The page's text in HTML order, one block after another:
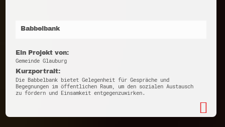
Babbelbank
Ein Projekt von:
Gemeinde Glauburg
Kurzportrait:
Die Babbelbank bietet Gelegenheit für Gespräche und
Begegnungen im öffentlichen Raum, um den sozialen Austausch
zu fördern und Einsamkeit entgegenzuwirken.